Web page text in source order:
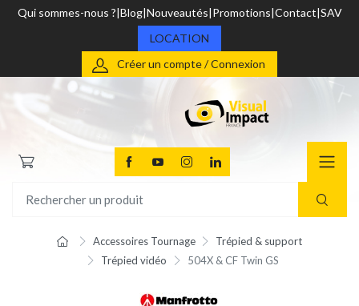
Qui sommes-nous ? Blog Nouveautés Promotions Contact SAV
LOCATION
Créer un compte / Connexion
Accessoires Tournage
Trépied & support
Trépied vidéo
504X & CF Twin GS